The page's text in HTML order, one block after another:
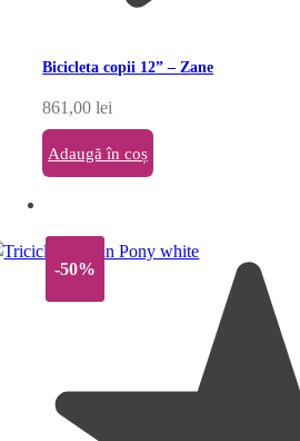
Bicicleta copii 12” – Zane
861,00lei
Adaugă în coș
-50%
-50%